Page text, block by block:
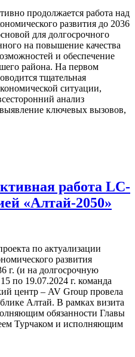
продолжается работа над
развития до 2036
для долгосрочного
на повышение качества
и обеспечение
района. На первом
тщательная
ситуации,
анализ
ключевых вызовов,
работа LC-
«Алтай-2050»
по актуализации
развития
г. (и на долгосрочную
по 19.07.2024 г. команда
центр – AV Group провела
Алтай. В рамках визита
обязанности Главы
Турчаком и исполняющим